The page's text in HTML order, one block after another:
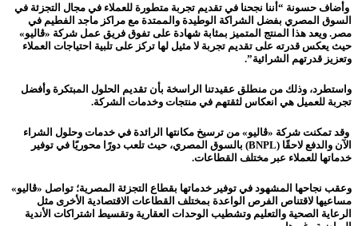
وأضاف حسونة “أننا نجحنا في تقديم تجربة متطورة للعملاء في مجال التجزئة في
السوق المصري بفضل الشراكة الوطيدة والممتدة مع مراكز ماجد الفطيم في
مصر. ويعد هذا المنتج المتميز بمثابة شهادة على تفوق فريق عمل شركة «ڤاليو»
حيث يعكس قدرته على تقديم تجربة لا مثيل لها تركز على تلبية احتياجات العملاء
وتعزيز قدرتهم الشرائية”.
واستطرد، وذلك من منطلق عقيدتنا الراسخة بأن تقديم الحلول المبتكرة وأفضل
تجربة للعميل هي انعكاس لثقتهم في منتجات وخدمات الشركة.
وقد تمكنت شركة «ڤاليو» من ترسيخ مكانتها الرائدة في خدمات وحلول الشراء
الآن والدفع لاحقًا (BNPL) بالسوق المصري، حيث تلعب دورًا محوريًا في توفير
خدماتها للعملاء عبر مختلف القطاعات.
وعقب نجاحها المشهود في توفير خدماتها بقطاع التجزئة المصرية؛ تواصل «ڤاليو»
مساعيها لاقتناص الفرص الواعدة بمختلف القطاعات الاقتصادية الأخرى مثل
الرعاية الصحية والتعليم وتشطيب الوحدات العقارية وتقسيط اشتراكات الأندية